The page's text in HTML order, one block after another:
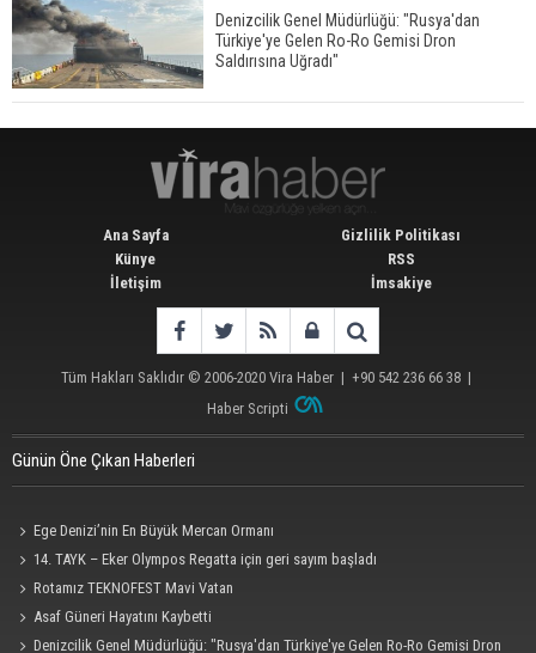
Denizcilik Genel Müdürlüğü: "Rusya'dan
Türkiye'ye Gelen Ro-Ro Gemisi Dron
Saldırısına Uğradı"
Ana Sayfa
Künye
İletişim
Gizlilik Politikası
RSS
İmsakiye
Tüm Hakları Saklıdır © 2006-2020 Vira Haber | +90 542 236 66 38 |
Haber Scripti
Günün Öne Çıkan Haberleri
Ege Denizi’nin En Büyük Mercan Ormanı
14. TAYK – Eker Olympos Regatta için geri sayım başladı
Rotamız TEKNOFEST Mavi Vatan
Asaf Güneri Hayatını Kaybetti
Denizcilik Genel Müdürlüğü: "Rusya'dan Türkiye'ye Gelen Ro-Ro Gemisi Dron